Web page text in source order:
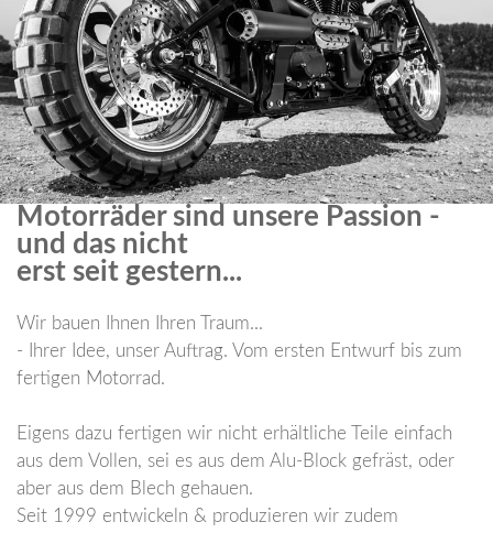
Motorräder sind unsere Passion -
und das nicht
erst seit gestern...
Wir bauen Ihnen Ihren Traum...
- Ihrer Idee, unser Auftrag. Vom ersten Entwurf bis zum
fertigen Motorrad.
Eigens dazu fertigen wir nicht erhältliche Teile einfach
aus dem Vollen, sei es aus dem Alu-Block gefräst, oder
aber aus dem Blech gehauen.
Seit 1999 entwickeln & produzieren wir zudem